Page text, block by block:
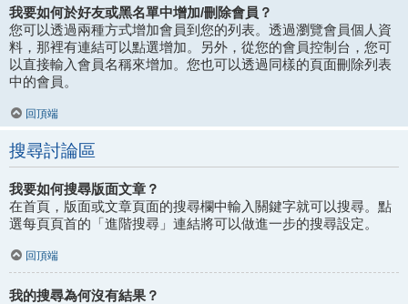
我要如何於好友或黑名單中增加/刪除會員？
您可以透過兩種方式增加會員到您的列表。透過瀏覽會員個人資
料，那裡有連結可以點選增加。另外，從您的會員控制台，您可
以直接輸入會員名稱來增加。您也可以透過同樣的頁面刪除列表
中的會員。
回頂端
搜尋討論區
我要如何搜尋版面文章？
在首頁，版面或文章頁面的搜尋欄中輸入關鍵字就可以搜尋。點
選每頁頁首的「進階搜尋」連結將可以做進一步的搜尋設定。
回頂端
我的搜尋為何沒有結果？